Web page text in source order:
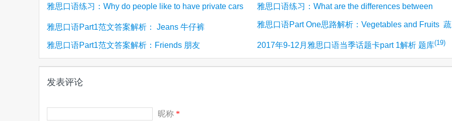
music? 科学技术对音乐有什么影响？(3) music? 学习音乐有什么好处？(2)
雅思口语练习：Why do people like to have private cars
人们为什么喜欢买私家车(2)
雅思口语练习：What are the differences between
bicycles and private cars自行车和私家的区别 (2)
雅思口语Part1范文答案解析： Jeans 牛仔裤 雅思口语Part One思路解析：Vegetables and Fruits 蔬
菜和水果 (2)
雅思口语Part1范文答案解析：Friends 朋友 2017年9-12月雅思口语当季话题卡part 1解析 题库(19)
发表评论
昵称 *